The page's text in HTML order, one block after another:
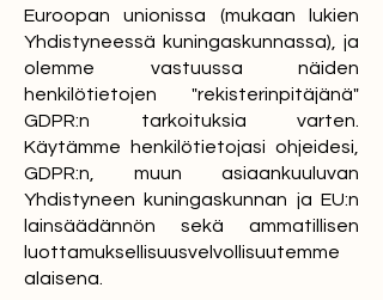
Euroopan unionissa (mukaan lukien
Yhdistyneessä kuningaskunnassa), ja
olemme vastuussa näiden
henkilötietojen "rekisterinpitäjänä"
GDPR:n tarkoituksia varten.
Käytämme henkilötietojasi ohjeidesi,
GDPR:n, muun asiaankuuluvan
Yhdistyneen kuningaskunnan ja EU:n
lainsäädännön sekä ammatillisen
luottamuksellisuusvelvollisuutemme
alaisena.